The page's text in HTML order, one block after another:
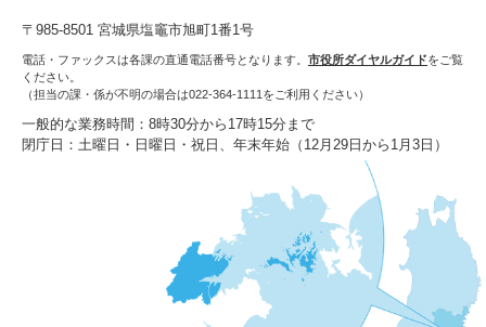
〒985-8501 宮城県塩竈市旭町1番1号
電話・ファックスは各課の直通電話番号となります。 市役所ダイヤルガイドをご覧
ください。
（担当の課・係が不明の場合は022-364-1111をご利用ください）
一般的な業務時間：8時30分から17時15分まで
閉庁日：土曜日・日曜日・祝日、年末年始（12月29日から1月3日）